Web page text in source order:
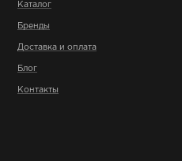
Каталог
Бренды
Доставка и оплата
Блог
Контакты